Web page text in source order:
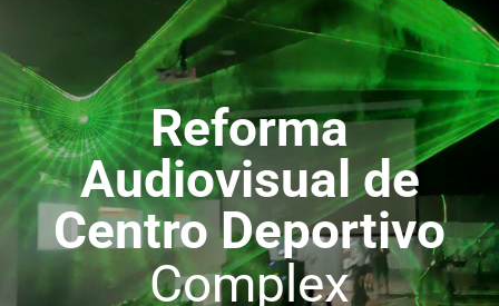
Reforma
Audiovisual de
Centro Deportivo
Complex